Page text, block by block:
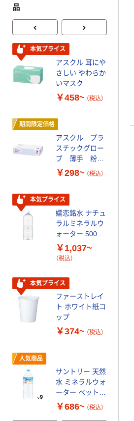
品
本気プライス
アスクル 耳にや
さしい やわらか
いマスク
￥458~ （税込）
期間限定価格
アスクル プラ
スチックグロー
ブ 薄手 粉な
し（パウダーフ
￥298~ （税込）
本気プライス
嬬恋銘水 ナチュ
ラルミネラルウ
ォーター 500ml
キャップシール
付き／2Lラベル
￥1,037~
（税込）
本気プライス
ファーストレイ
ト ホワイト紙コ
ップ
￥374~ （税込）
人気商品
サントリー 天然
水 ミネラルウォ
ーター ペットボ
トル
￥686~ （税込）